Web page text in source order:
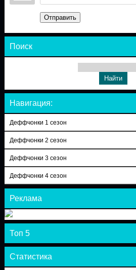
Отправить
Поиск
Навигация:
Деффчонки 1 сезон
Деффчонки 2 сезон
Деффчонки 3 сезон
Деффчонки 4 сезон
Реклама
Топ 5
Статистика